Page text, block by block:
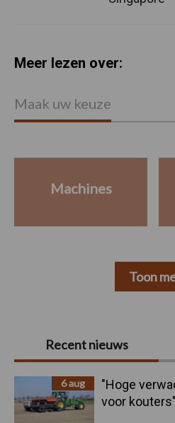
Primaire
Sidebar
Recent nieuws
6 aug
"Hoge
voor kouters"
Meer lezen over:
Maak uw keuze
Machines
Toon